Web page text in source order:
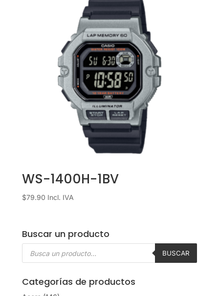
WS-1400H-1BV
$79.90 Incl. IVA
Buscar un producto
Búsqueda
BUSCAR
Categorías de productos